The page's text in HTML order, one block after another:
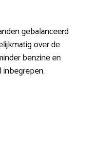
gebalanceerd
over de
benzine en